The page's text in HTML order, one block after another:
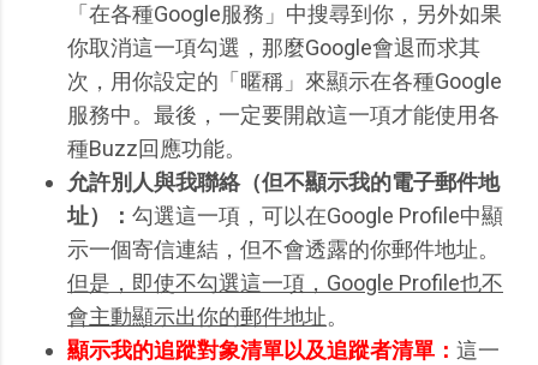
「在各種Google服務」中搜尋到你，另外如果
你取消這一項勾選，那麼Google會退而求其
次，用你設定的「暱稱」來顯示在各種Google
服務中。最後，一定要開啟這一項才能使用各
種Buzz回應功能。
允許別人與我聯絡（但不顯示我的電子郵件地
址）： 勾選這一項，可以在Google Profile中顯
示一個寄信連結，但不會透露的你郵件地址。
但是，即使不勾選這一項，Google Profile也不
會主動顯示出你的郵件地址。
顯示我的追蹤對象清單以及追蹤者清單： 這一